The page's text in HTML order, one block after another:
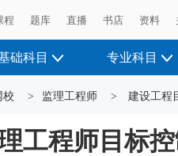
程 题库 直播 书店 资料
础科目 专业科目
校 > 监理工程师 > 建设工程
工程师目标